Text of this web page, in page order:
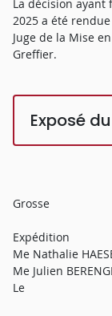
La décision ayant
2025 a été
Juge de la Mise
Greffier.
Exposé
Grosse
Expédition
Me Nathalie
Me Julien
Le